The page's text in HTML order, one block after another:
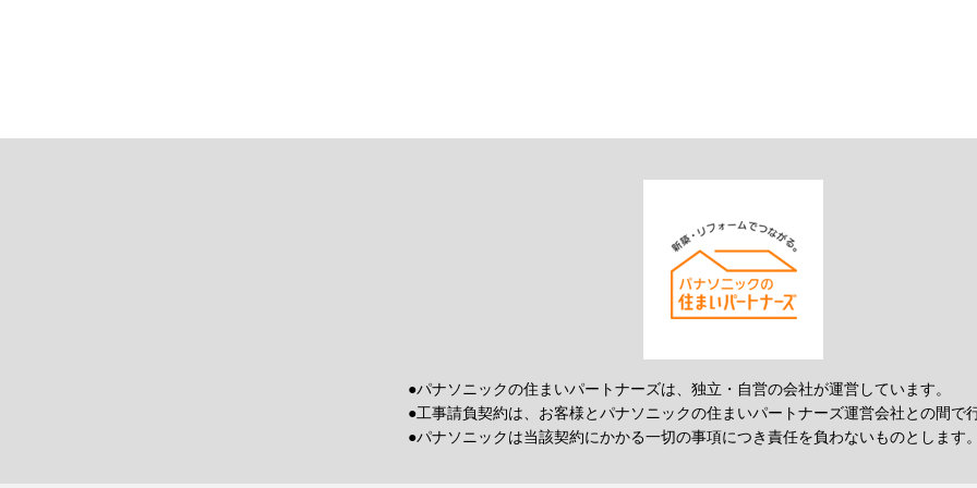
●パナソニックの住まいパートナーズは、独立・自営の会社が運営しています。
●工事請負契約は、お客様とパナソニックの住まいパートナーズ運営会社との間で
●パナソニックは当該契約にかかる一切の事項につき責任を負わないものとします。